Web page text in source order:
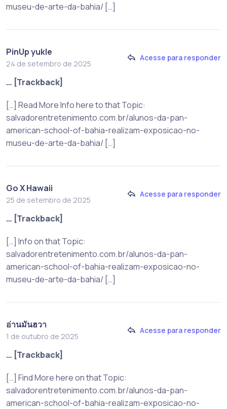
museu-de-arte-da-bahia/ […]
PinUp yukle
24 de setembro de 2025
Acesse para responder
… [Trackback]
[…] Read More Info here to that Topic:
salvadorentretenimento.com.br/alunos-da-pan-
american-school-of-bahia-realizam-exposicao-no-
museu-de-arte-da-bahia/ […]
Go X Hawaii
25 de setembro de 2025
Acesse para responder
… [Trackback]
[…] Info on that Topic:
salvadorentretenimento.com.br/alunos-da-pan-
american-school-of-bahia-realizam-exposicao-no-
museu-de-arte-da-bahia/ […]
อ่านมันฮวา
1 de outubro de 2025
Acesse para responder
… [Trackback]
[…] Find More here on that Topic:
salvadorentretenimento.com.br/alunos-da-pan-
american-school-of-bahia-realizam-exposicao-no-